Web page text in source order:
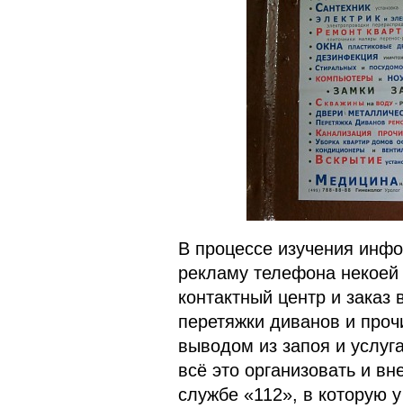
В процессе изучения
рекламу телефона
контактный центр и
перетяжки диванов и
выводом из запоя и
всё это организовать и
службе «112», в которую